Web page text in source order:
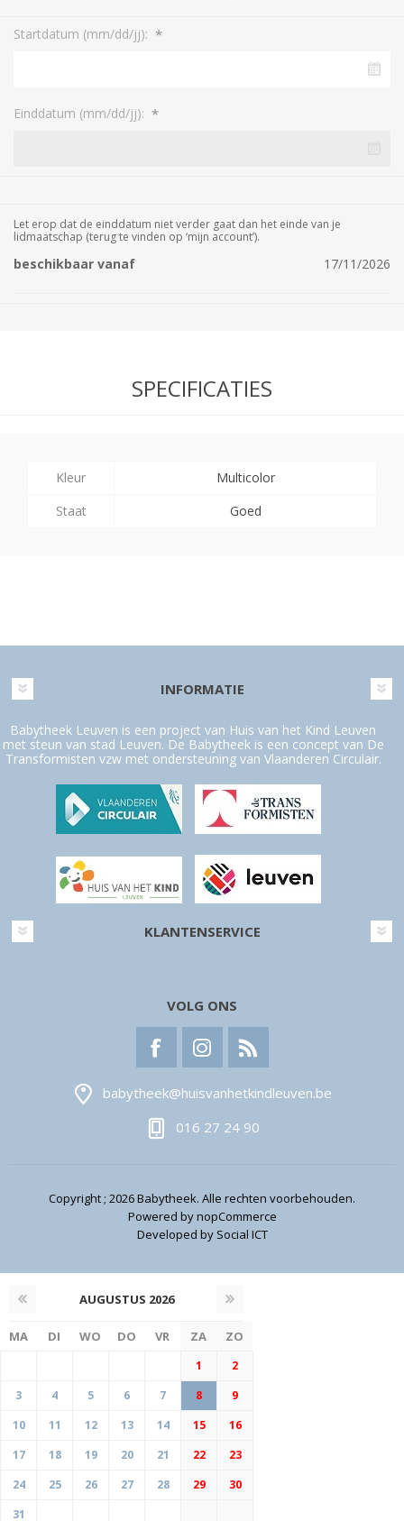
Startdatum (mm/dd/jj): *
Einddatum (mm/dd/jj): *
Let erop dat de einddatum niet verder gaat dan het einde van je
lidmaatschap (terug te vinden op ‘mijn account’).
beschikbaar vanaf 17/11/2026
SPECIFICATIES
Kleur
Multicolor
Staat
Goed
INFORMATIE
Babytheek Leuven is een project van Huis van het Kind Leuven
met steun van stad Leuven. De Babytheek is een concept van De
Transformisten vzw met ondersteuning van Vlaanderen Circulair.
KLANTENSERVICE
VOLG ONS
babytheek@huisvanhetkindleuven.be
016 27 24 90
Copyright ; 2026 Babytheek. Alle rechten voorbehouden.
Powered bynopCommerce
Developed by Social ICT
AUGUSTUS 2026
MA DI WO DO VR ZA ZO
1
2
3
4 5 6 7 8
9
10
11 12 13 14 15
16
17
18 19 20 21 22
23
24
25 26 27 28 29
30
31